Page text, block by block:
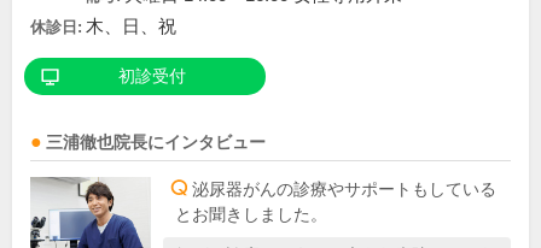
休診日: 木、日、祝
初診受付
三浦徹也院長にインタビュー
泌尿器がんの診療やサポートもしている
とお聞きしました。